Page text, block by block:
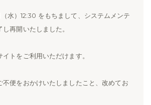
水）12:30 をもちまして、システムメンテ
再開いたしました。
トをご利用いただけます。
不便をおかけいたしましたこと、改めてお